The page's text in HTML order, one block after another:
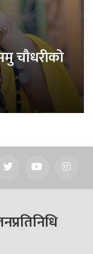
चौधरीको